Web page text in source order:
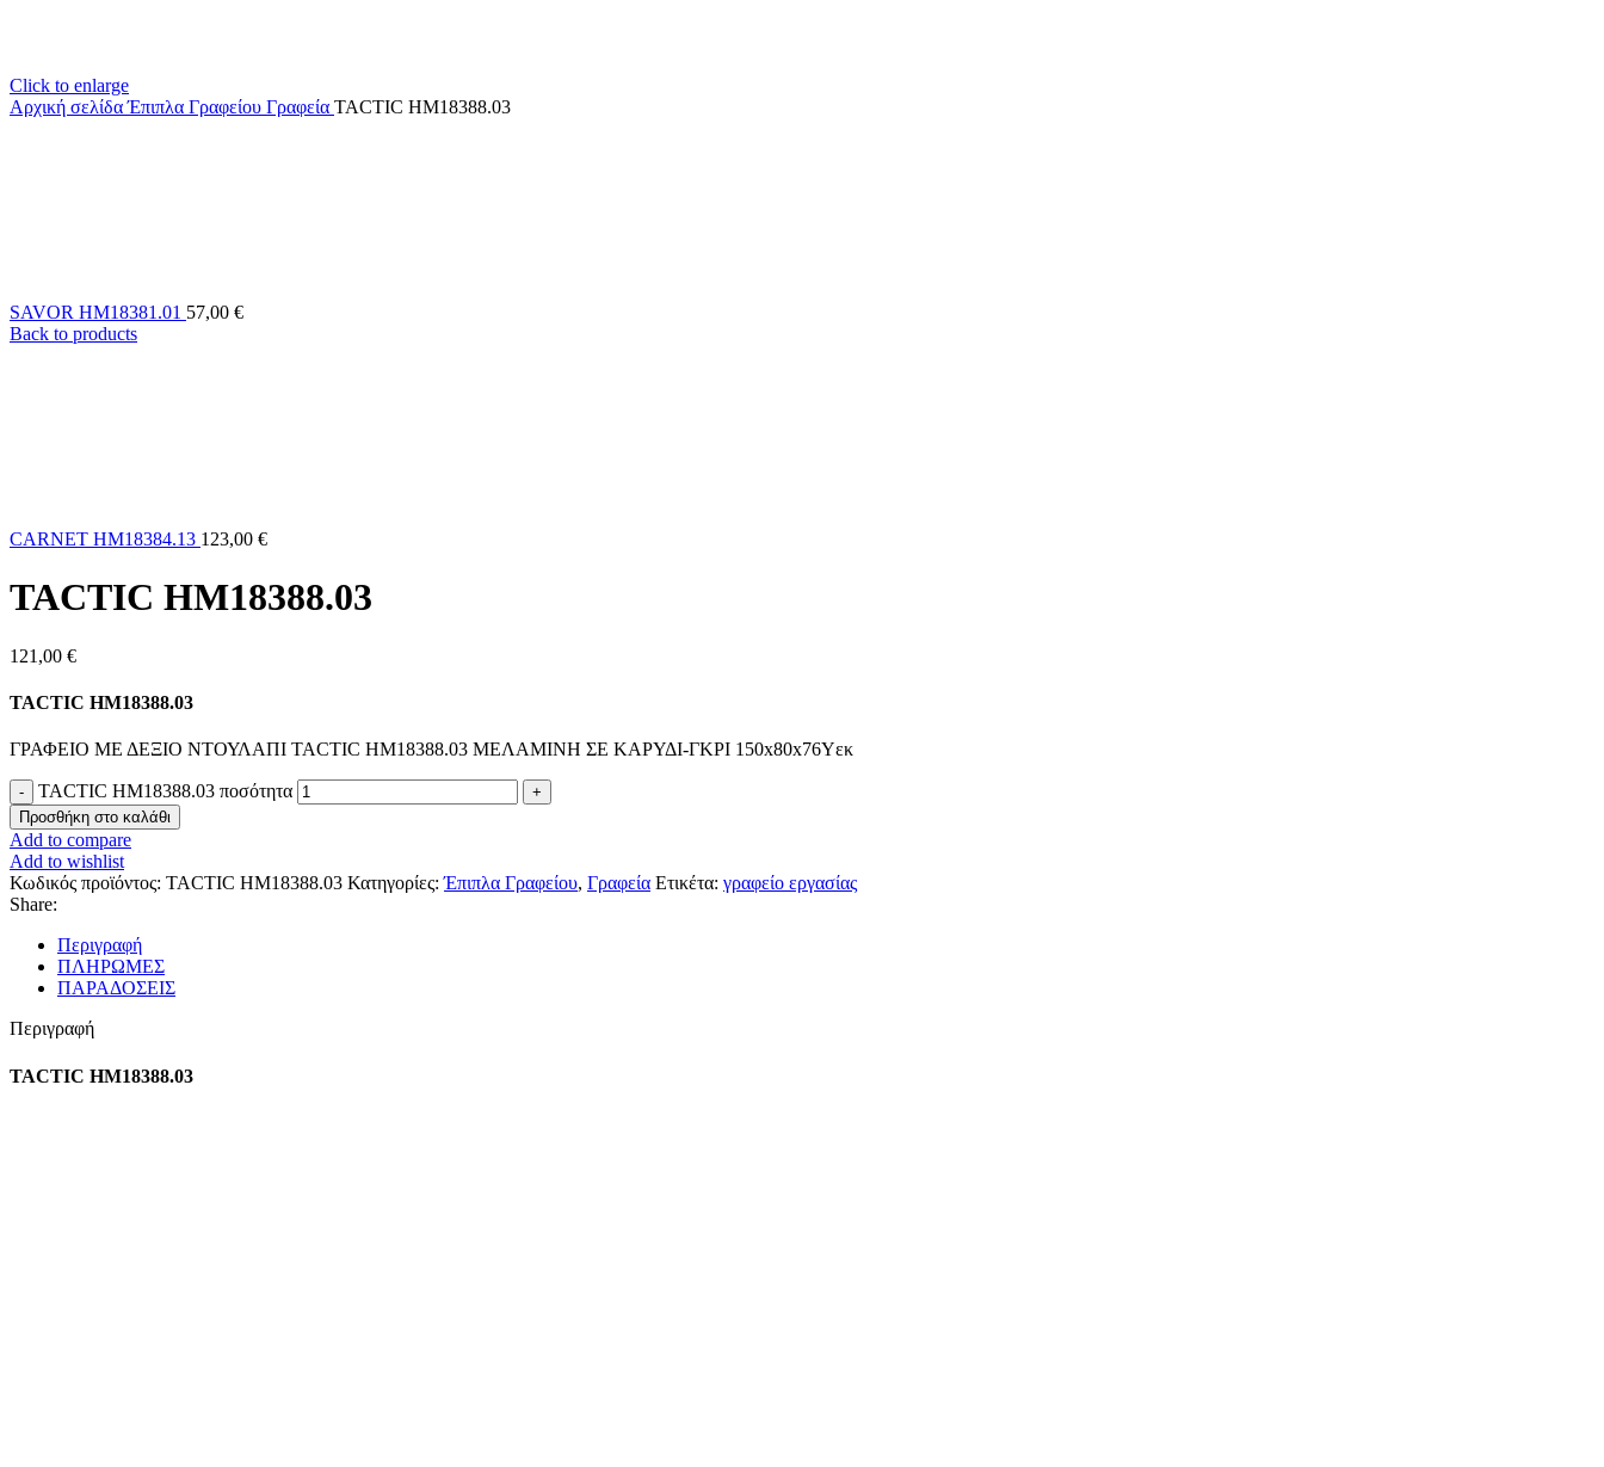
Click to enlarge
Αρχική σελίδαΈπιπλα Γραφείου Γραφεία TACTIC HM18388.03
SAVOR HM18381.01 57,00 €
Back to products
CARNET HM18384.13 123,00 €
TACTIC HM18388.03
121,00 €
TACTIC HM18388.03
ΓΡΑΦΕΙΟ ΜΕ ΔΕΞΙΟ ΝΤΟΥΛΑΠΙ TACTIC HM18388.03 ΜΕΛΑΜΙΝΗ ΣΕ ΚΑΡΥΔΙ-ΓΚΡΙ 150x80x76Υεκ
TACTIC HM18388.03 ποσότητα
Προσθήκη στο καλάθι
Add to compare
Add to wishlist
Κωδικός προϊόντος: TACTIC HM18388.03 Κατηγορίες: Έπιπλα Γραφείου, Γραφεία Ετικέτα: γραφείο εργασίας
Share:
Περιγραφή
ΠΛΗΡΩΜΕΣ
ΠΑΡΑΔΟΣΕΙΣ
Περιγραφή
TACTIC HM18388.03